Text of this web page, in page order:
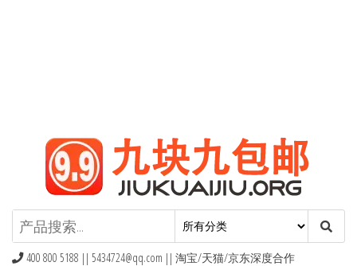
九块九包邮,9块9包邮,9.9元包邮,九
块九官网
400 800 5188 || 5434724@qq.com || 淘宝/天猫/京东深度合作